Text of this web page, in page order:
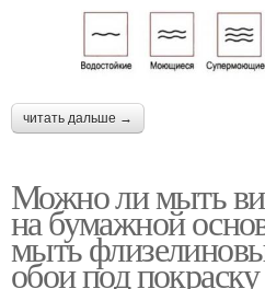
читать дальше →
Можно ли мыть
на бумажной
мыть
обои под